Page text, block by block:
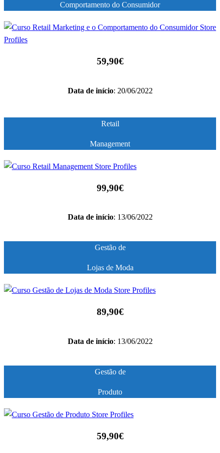
Comportamento do Consumidor
59,90€
Data de início: 20/06/2022
Retail
Management
99,90€
Data de início: 13/06/2022
Gestão de
Lojas de Moda
89,90€
Data de início: 13/06/2022
Gestão de
Produto
59,90€